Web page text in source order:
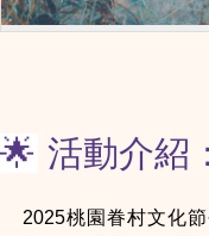
🌟 活動介紹：
2025桃園眷村文化